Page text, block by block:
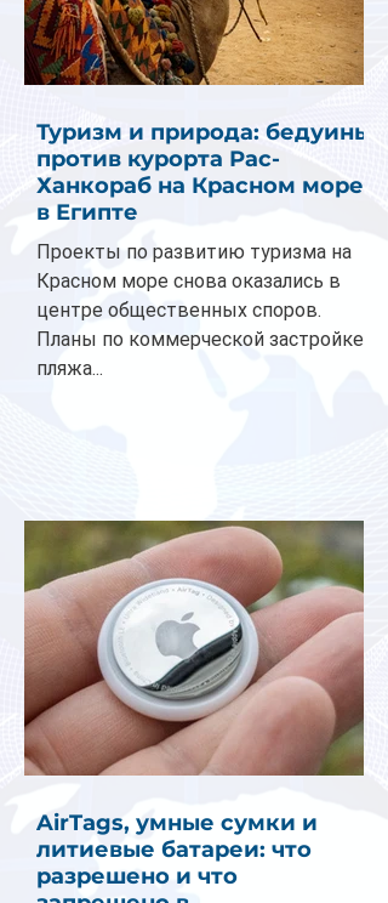
Туризм и природа: бедуины
против курорта Рас-
Ханкораб на Красном море
в Египте
Проекты по развитию туризма на
Красном море снова оказались в
центре общественных споров.
Планы по коммерческой застройке
пляжа...
AirTags, умные сумки и
литиевые батареи: что
разрешено и что